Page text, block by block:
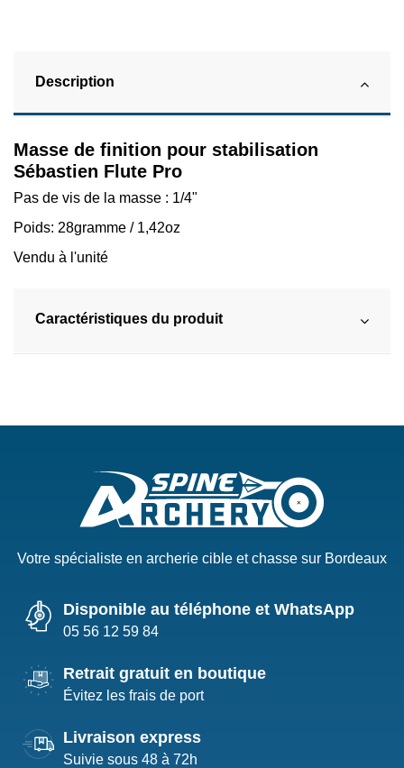
Description
Masse de finition pour stabilisation
Sébastien Flute Pro
Pas de vis de la masse : 1/4"
Poids: 28gramme / 1,42oz
Vendu à l'unité
Caractéristiques du produit
Votre spécialiste en archerie cible et chasse sur Bordeaux
Disponible au téléphone et WhatsApp
05 56 12 59 84
Retrait gratuit en boutique
Évitez les frais de port
Livraison express
Suivie sous 48 à 72h